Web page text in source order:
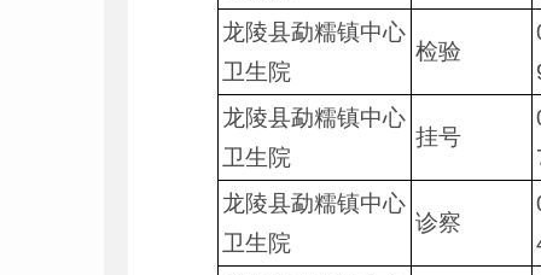
龙陵县勐糯镇中心
卫生院
检验
龙陵县勐糯镇中心
卫生院
挂号
龙陵县勐糯镇中心
卫生院
诊察